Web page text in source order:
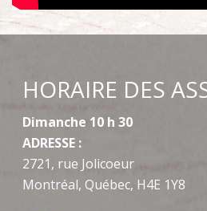
HORAIRE DES
Dimanche 10 h 30
ADRESSE :
2721, rue Jolicoeur
Montréal, Québec, H4E 1Y8